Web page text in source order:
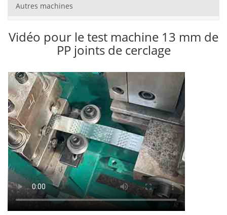
Autres machines
Vidéo pour le test machine 13 mm de
PP joints de cerclage